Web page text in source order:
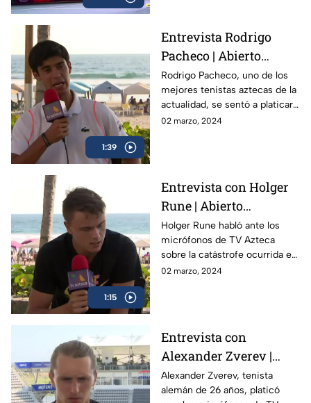
1:39
Entrevista Rodrigo
Pacheco | Abierto
Mexicano de Tenis
Rodrigo Pacheco, uno de los
mejores tenistas aztecas de la
actualidad, se sentó a platicar
con TV Azteca previo al
02 marzo, 2024
1:15
Entrevista con Holger
Rune | Abierto
Mexicano de Tenis
Holger Rune habló ante los
micrófonos de TV Azteca
sobre la catástrofe ocurrida en
Acapulco y como el Abierto
02 marzo, 2024
Entrevista con
Alexander Zverev |
Abierto Mexicano de
Tenis
Alexander Zverev, tenista
alemán de 26 años, platicó